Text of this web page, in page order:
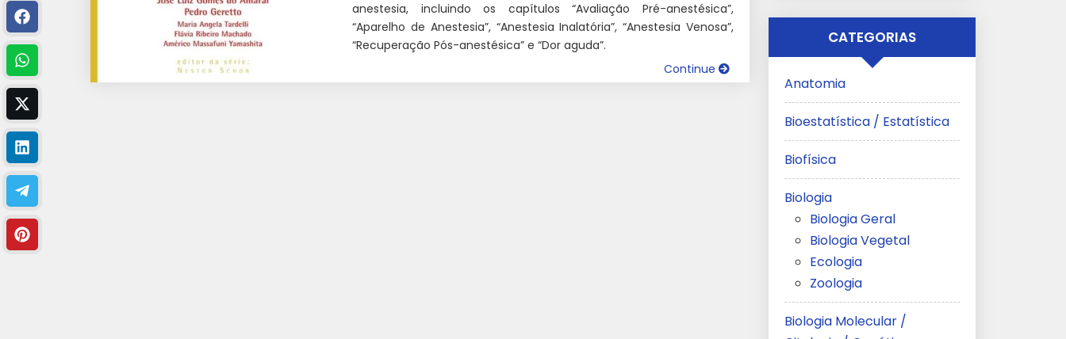
anestesia, incluindo os capítulos “Avaliação Pré-anestésica”,
“Aparelho de Anestesia”, “Anestesia Inalatória”, “Anestesia Venosa”,
“Recuperação Pós-anestésica” e “Dor aguda”.
Continue
CATEGORIAS
Anatomia
Bioestatística / Estatística
Biofísica
Biologia
Biologia Geral
Biologia Vegetal
Ecologia
Zoologia
Biologia Molecular /